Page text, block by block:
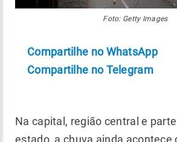
Foto: Getty Images
Compartilhe no WhatsApp
Compartilhe no Telegram
Na capital, região central e
estado, a chuva ainda acontece